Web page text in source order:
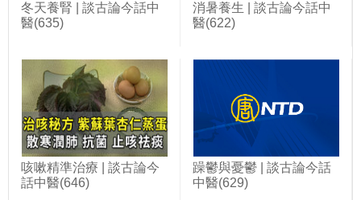
冬天養腎 | 談古論今話中
醫(635)
消暑養生 | 談古論今話中
醫(622)
咳嗽精準治療 | 談古論今
話中醫(646)
躁鬱與憂鬱 | 談古論今話
中醫(629)